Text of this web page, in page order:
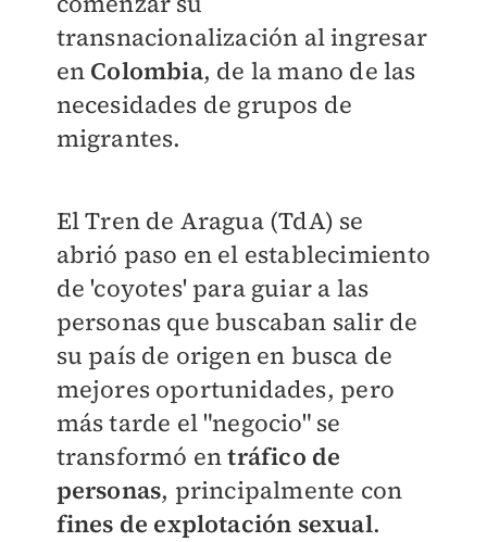
transnacionalización al ingresar
enColombia, de la mano de las
necesidades de grupos de
migrantes.
El Tren de Aragua (TdA) se
abrió paso en el establecimiento
de 'coyotes' para guiar a las
personas que buscaban salir de
su país de origen en busca de
mejores oportunidades, pero
más tarde el "negocio" se
transformó entráfico de
personas, principalmente con
fines de explotación sexual.